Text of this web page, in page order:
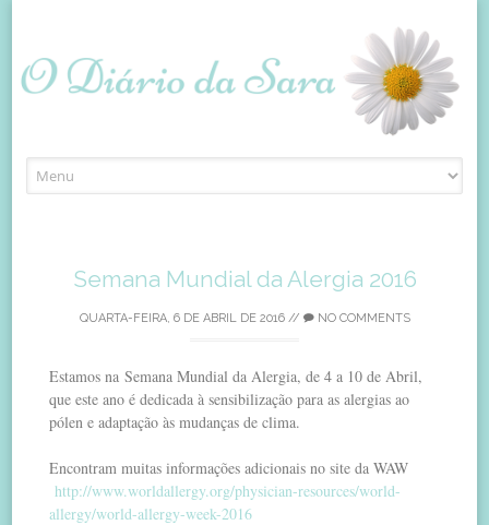
to
Semana Mundial da Alergia 2016
QUARTA-FEIRA, 6 DE ABRIL DE 2016// NO COMMENTS
Estamos na Semana Mundial da Alergia, de 4 a 10 de Abril,
que este ano é dedicada à sensibilização para as alergias ao
pólen e adaptação às mudanças de clima.
Encontram muitas informações adicionais no site da WAW
http://www.worldallergy.org/physician-resources/world-
allergy/world-allergy-week-2016